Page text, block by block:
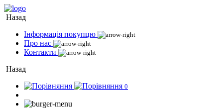
Назад
Інформація покупцю
Про нас
Контакти
Назад
0